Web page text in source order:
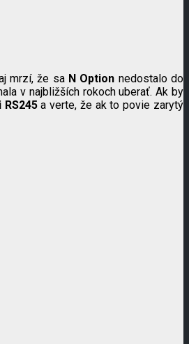
mrzí, že sa N Option nedostalo do
v najbližších rokoch uberať. Ak by
a verte, že ak to povie zarytý